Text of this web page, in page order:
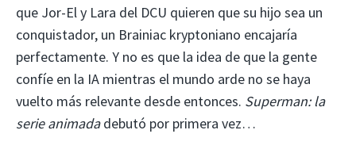
que Jor-El y Lara del DCU quieren que su hijo sea un
conquistador, un Brainiac kryptoniano encajaría
perfectamente. Y no es que la idea de que la gente
confíe en la IA mientras el mundo arde no se haya
vuelto más relevante desde entonces. Superman: la
serie animadadebutó por primera vez…